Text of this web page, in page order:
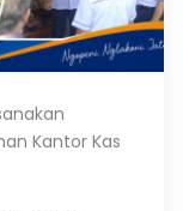
Kantor Kas